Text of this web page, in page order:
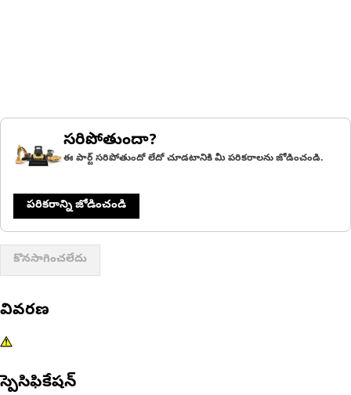
సరిపోతుందా?
ఈ పార్ట్ సరిపోతుందో లేదో చూడటానికి మీ పరికరాలను జోడించండి.
పరికరాన్ని జోడించండి
కొనసాగించలేదు
వివరణ
స్పెసిఫికేషన్